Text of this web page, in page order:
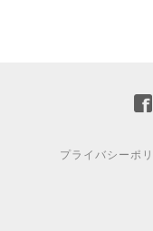
プライバシーポ